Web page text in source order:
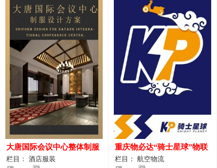
大唐国际会议中心整体制服
设计案例
栏目： 酒店服装
重庆物必达“骑士星球”物联
网派送人员服装设计案例
栏目： 航空物流